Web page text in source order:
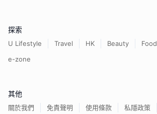
探索
U Lifestyle Travel HK Beauty Food
e-zone
其他
關於我們 免責聲明 使用條款 私隱政策